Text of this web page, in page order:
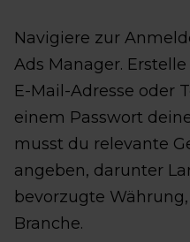
Navigiere zur
Ads Manager.
E-Mail-Adresse oder
einem Passwort
musst du relevante
angeben, darunter
bevorzugte
Branche.